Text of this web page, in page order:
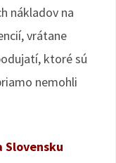
nákladov na
vrátane
ktoré sú
nemohli
Slovensku